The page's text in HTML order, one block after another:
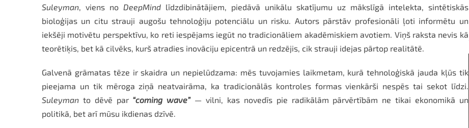
Suleyman, viens no DeepMindlīdzdibinātājiem, piedāvā unikālu skatījumu uz mākslīgā intelekta, sintētiskās
bioloģijas un citu strauji augošu tehnoloģiju potenciālu un risku. Autors pārstāv profesionāli ļoti informētu un
iekšēji motivētu perspektīvu, ko reti iespējams iegūt no tradicionāliem akadēmiskiem avotiem. Viņš raksta nevis kā
teorētiķis, bet kā cilvēks, kurš atradies inovāciju epicentrā un redzējis, cik strauji idejas pārtop realitātē.
Galvenā grāmatas tēze ir skaidra un nepielūdzama: mēs tuvojamies laikmetam, kurā tehnoloģiskā jauda kļūs tik
pieejama un tik mēroga ziņā neatvairāma, ka tradicionālās kontroles formas vienkārši nespēs tai sekot līdzi.
Suleyman to dēvē par “coming wave”— vilni, kas novedīs pie radikālām pārvērtībām ne tikai ekonomikā un
politikā, bet arī mūsu ikdienas dzīvē.